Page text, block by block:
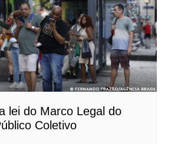
lei do Marco Legal do
Coletivo